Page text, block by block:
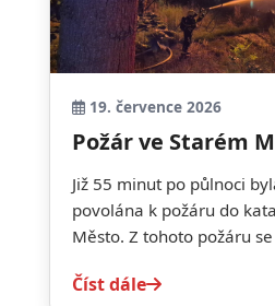
19. července 2026
Požár ve Starém
Již 55 minut po půlnoci
povolána k požáru do
Město. Z tohoto požáru
Číst dále